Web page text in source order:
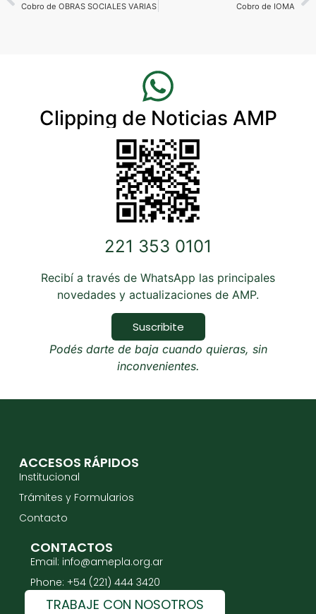
Cobro de OBRAS SOCIALES VARIAS Cobro de IOMA
Clipping de Noticias AMP
221 353 0101
Recibí a través de WhatsApp las principales
novedades y actualizaciones de AMP.
Suscribite
Podés darte de baja cuando quieras, sin
inconvenientes.
ACCESOS RÁPIDOS
Institucional
Trámites y Formularios
Contacto
CONTACTOS
Email: info@amepla.org.ar
Phone: +54 (221) 444 3420
TRABAJE CON NOSOTROS